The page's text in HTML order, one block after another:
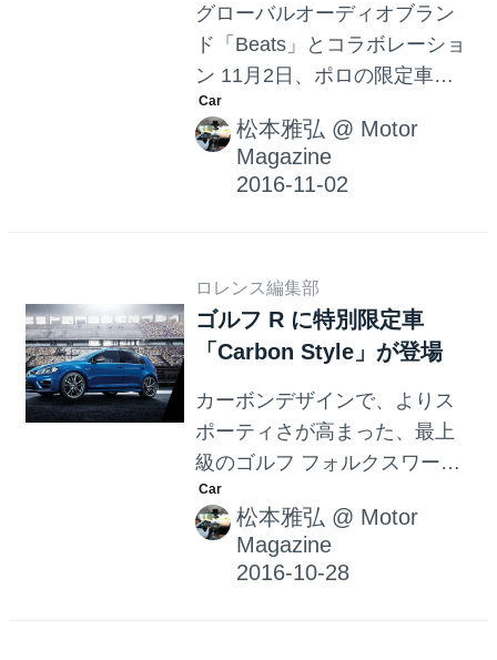
ーやデイタイムランニングラ
イトを組み込んだフルLEDヘ
ッドライトを採用。リアもフ
ルLEDテールランプとなる。
またe-ゴルフも大幅に進化。
二次電池を蓄電容量24.2kWh
グローバルオーディオブラン
ド「Beats」とコラボレーショ
ン 11月2日、ポロの限定車
「ポロ ウィズ ビーツ」が発表
された。このモデルは若者を
中心に大人気の世界的オーデ
ィオブランド「Beats」とのコ
トラインをベースに、プレミ
アムサウンドシステム“beats
sound system”を搭載するとと
トして「Beats」の世界観を表
現している。 プレミアムサウ
ンドシステム”beats sound
system”は、300W、8 チャン
ネルのパワーアンプにデジタ
ルプロセッサーを搭載し、6 個
松本雅弘 @ Motor
Magazine
ロレンス編集部
ゴルフ R に特別限定車
「Carbon Style」が登場
カーボンデザインで、よりス
ポーティさが高まった、最上
級のゴルフ フォルクスワーゲ
ン ゴルフシリーズのフラッグ
シップモデル「ゴルフR」に特
別装備を施した限定車
「Carbon Style」（カーボン
松本雅弘 @ Motor
Magazine